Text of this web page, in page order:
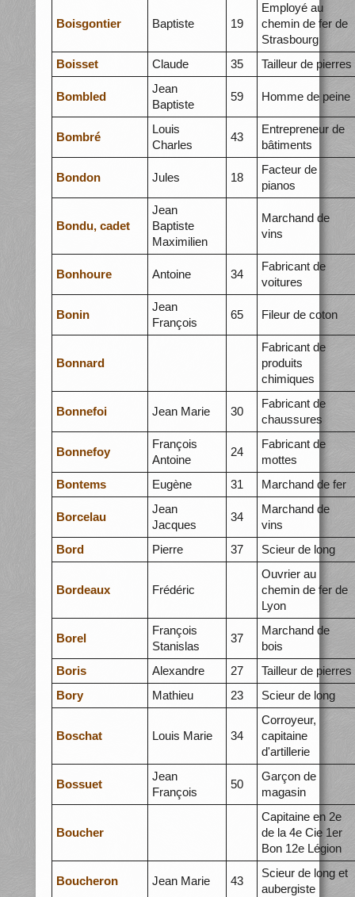
Boisgontier Baptiste 19
Employé au
chemin de fer de
Strasbourg
Boisset
Claude 35 Tailleur de pierres
Bombled
Jean
Baptiste
59 Homme de peine
Bombré
Louis
Charles
43
Entrepreneur de
bâtiments
Bondon Jules 18
Facteur de
pianos
Bondu, cadet
Jean
Baptiste
Maximilien
Marchand de
vins
Bonhoure Antoine 34
Fabricant de
voitures
Bonin
Jean
François
65 Fileur de coton
Bonnard
Fabricant de
produits
chimiques
Bonnefoi Jean Marie 30
Fabricant de
chaussures
Bonnefoy
François
Antoine
24
Fabricant de
mottes
Bontems
Eugène 31 Marchand de fer
Borcelau
Jean
Jacques
34
Marchand de
vins
Bord
Pierre 37 Scieur de long
Bordeaux Frédéric
Ouvrier au
chemin de fer de
Lyon
Borel
François
Stanislas
37
Marchand de
bois
Boris
Alexandre 27
Tailleur de pierres
Bory
Mathieu 23 Scieur de long
Boschat Louis Marie 34
Corroyeur,
capitaine
d'artillerie
Bossuet
Jean
François
50
Garçon de
magasin
Boucher
Capitaine en 2e
de la 4e Cie 1er
Bon 12e Légion
Boucheron Jean Marie 43
Scieur de long et
aubergiste